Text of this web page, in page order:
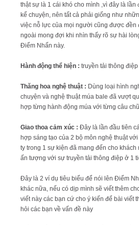
thật sự là 1 cái khó cho mình ,vì đây là
kể chuyện, nên tất cả phải giống như
việc nỗ lực của mọi người cũng được
ngoài mong đợi khi nhìn thấy rõ sự hài
Điểm Nhấn này.
Hành động thể hiện : truyền tải thông
Thăng hoa nghệ thuật : Dùng loại hình
chuyện và nghệ thuật múa bale đã vượt
hợp từng hành động múa với từng câu
Giao thoa cảm xúc : Đây là lần đầu tiên
hợp sáng tạo của 2 bộ môn nghệ thuật
ty trong 1 sự kiện đã mang đến cho
ấn tượng với sự truyền tải thông điệp ở 1
Đây là 2 ví dụ tiêu biểu để nói lên Điểm
khác nữa, nếu có dịp mình sẽ viết thêm
viết này các bạn cứ cho ý kiến để bài viết
hỏi các bạn về vấn đề này